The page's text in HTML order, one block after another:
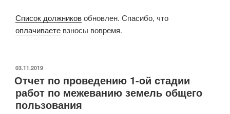
Список должниковобновлен. Спасибо, что
оплачиваете взносы вовремя.
ОПУБЛИКОВАНО
03.11.2019
Отчет по проведению 1-ой стадии
работ по межеванию земель общего
пользования